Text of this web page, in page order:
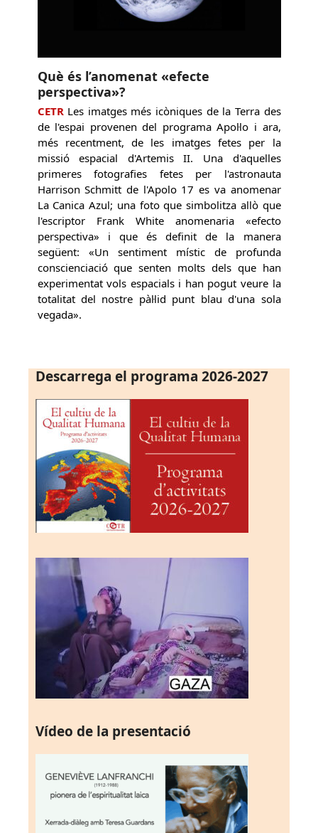
Què és l’anomenat «efecte
perspectiva»?
CETRLes imatges més icòniques de la Terra des
de l'espai provenen del programa Apol·lo i ara,
més recentment, de les imatges fetes per la
missió espacial d'Artemis II. Una d'aquelles
primeres fotografies fetes per l'astronauta
Harrison Schmitt de l'Apolo 17 es va anomenar
La Canica Azul; una foto que simbolitza allò que
l'escriptor Frank White anomenaria «efecto
perspectiva» i que és definit de la manera
següent: «Un sentiment místic de profunda
conscienciació que senten molts dels que han
experimentat vols espacials i han pogut veure la
totalitat del nostre pàl·lid punt blau d'una sola
vegada».
Descarrega el programa 2026-2027
Vídeo de la presentació